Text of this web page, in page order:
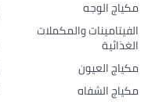
مكياج الوجه
الفيتامينات والمكملات
الغذائية
مكياج العيون
مكياج الشفاه